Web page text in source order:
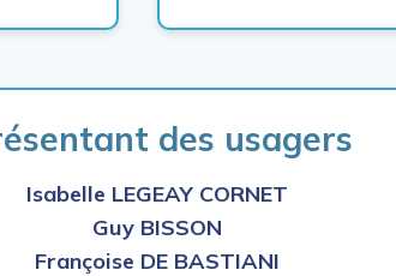
des usagers
Isabelle LEGEAY CORNET
Guy BISSON
Françoise DE BASTIANI